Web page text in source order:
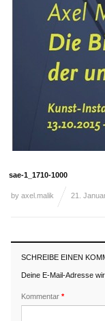
sae-1_1710-1000
by axel.malik 21.
SCHREIBE EINEN
Deine E-Mail-Adresse
Kommentar *